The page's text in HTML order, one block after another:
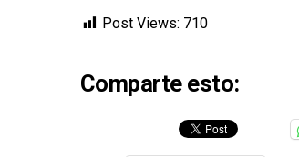
Post Views: 710
Comparte esto: